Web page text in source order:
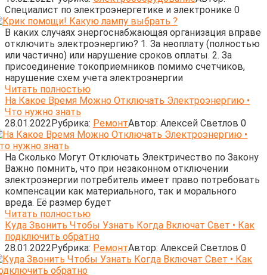
Cпециалист по электроэнергетике и электронике 0
В каких случаях энергоснабжающая организация вправе
отключить электроэнергию? 1. За неоплату (полностью
или частично) или нарушение сроков оплаты. 2. За
присоединение токоприемников помимо счетчиков,
нарушение схем учета электроэнергии
Читать полностью
На Какое Время Можно Отключать Электроэнергию •
Что нужно знать
28.01.2022Рубрика: РемонтАвтор: Алексей Светлов 0
На Сколько Могут Отключать Электричество по Закону
Важно помнить, что при незаконном отключении
электроэнергии потребитель имеет право потребовать
компенсации как материального, так и морального
вреда. Её размер будет
Читать полностью
Куда Звонить Чтобы Узнать Когда Включат Свет • Как
подключить обратно
28.01.2022Рубрика: РемонтАвтор: Алексей Светлов 0